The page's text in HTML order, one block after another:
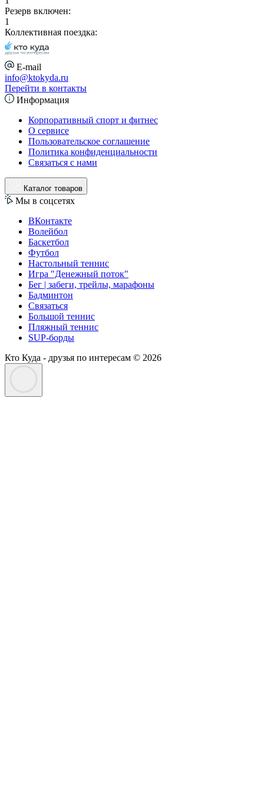
Резерв включен:
1
Коллективная поездка:
E-mail
info@ktokyda.ru
Перейти в контакты
Информация
Корпоративный спорт и фитнес
О сервисе
Пользовательское соглашение
Политика конфиденциальности
Связаться с нами
Каталог товаров
Мы в соцсетях
ВКонтакте
Волейбол
Баскетбол
Футбол
Настольный теннис
Игра "Денежный поток"
Бег | забеги, трейлы, марафоны
Бадминтон
Связаться
Большой теннис
Пляжный теннис
SUP-борды
Кто Куда - друзья по интересам © 2026